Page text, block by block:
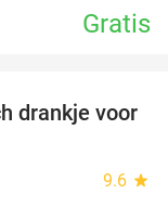
Gratis
52%
drankje voor
9.6 star